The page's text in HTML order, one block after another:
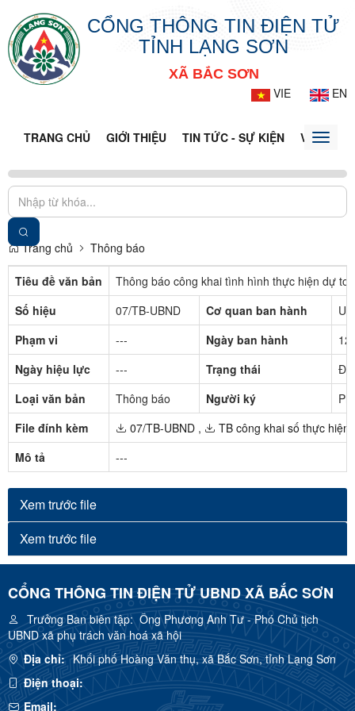
CỔNG THÔNG TIN ĐIỆN TỬ
TỈNH LẠNG SƠN
XÃ BẮC SƠN
VIE
EN
TRANG CHỦ GIỚI THIỆU TIN TỨC - SỰ KIỆN VĂN BẢN
Toggle
Trang chủ Thông báo
Tiêu đề văn bản
Thông báo công khai tình hình thực hiện dự
Số hiệu
07/TB-UBND Cơ quan ban hành
Phạm vi
--- Ngày ban hành
Ngày hiệu lực
--- Trạng thái
Đã
Loại văn bản
Thông báo Người ký
File đính kèm
07/TB-UBND ,
TB công khai số thực hiện
Mô tả
---
Xem trước file
Xem trước file
CỔNG THÔNG TIN ĐIỆN TỬ UBND XÃ BẮC SƠN
Trưởng Ban biên tập:Ông Phương Anh Tư - Phó Chủ tịch
UBND xã phụ trách văn hoá xã hội
Địa chỉ: Khối phố Hoàng Văn thụ, xã Bắc Sơn, tỉnh Lạng Sơn
Điện thoại:
Email: